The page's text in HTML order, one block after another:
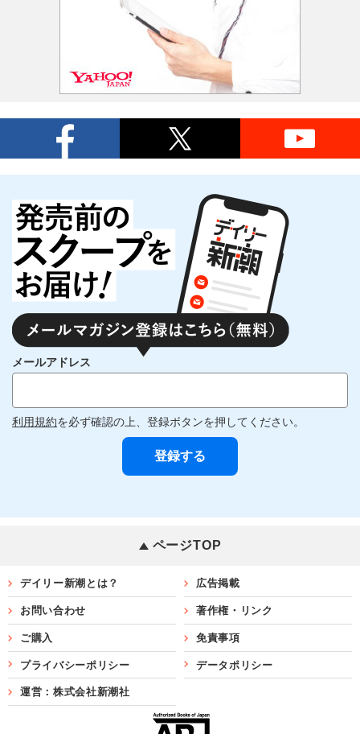
メールアドレス
利用規約を必ず確認の上、登録ボタンを押してください。
ページTOP
デイリー新潮とは？ 広告掲載
お問い合わせ 著作権・リンク
ご購入 免責事項
プライバシーポリシー データポリシー
運営：株式会社新潮社